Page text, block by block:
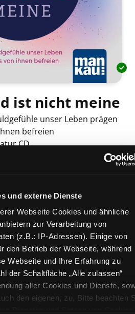
und externe Dienste
Webseite Cookies und ähnliche
zur Verarbeitung von
(z.B.: IP-Adressen). Einige von
den Betrieb der Webseite, während
Webseite und Ihre Erfahrung zu
der Schaltfläche „Alle zulassen“
aller Cookies und Dienste,
den eigenen, zu. Bitte beachten
ist nicht meine
unser Leben prägen
befreien
CD
ein-/ausblenden
Lauzilgasse
KOH